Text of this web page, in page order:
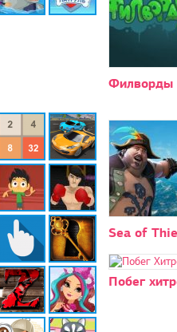
Филворды
Sea of
Побег